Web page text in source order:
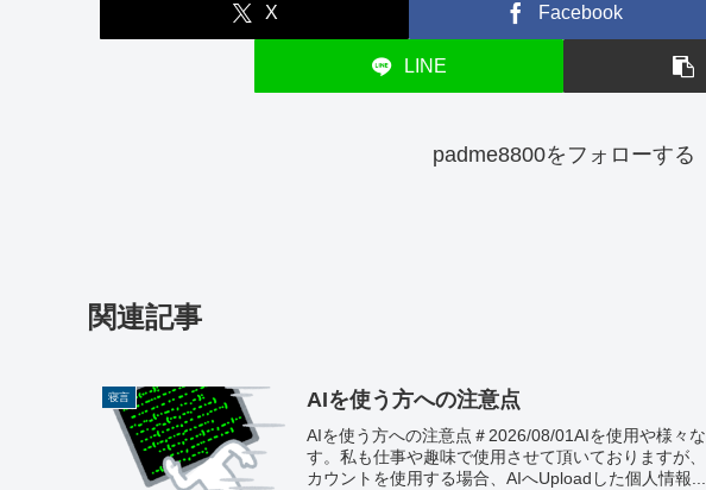
X Facebook
LINE
padme8800をフォローする
関連記事
寝言 AIを使う方への注意点
AIを使う方への注意点＃2026/08/01AIを使用や様々
す。私も仕事や趣味で使用させて頂いておりますが
カウントを使用する場合、AIへUploadした個人情報...